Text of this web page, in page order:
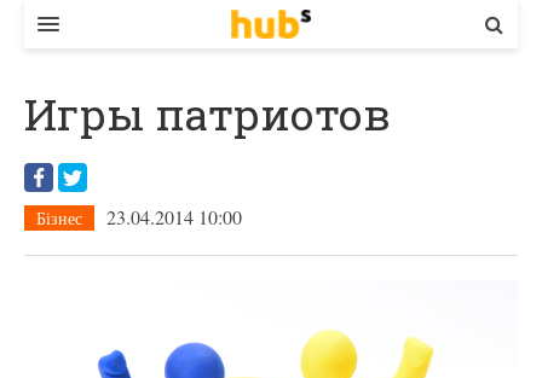
ЕКОНОМІКА
БІЗНЕС
СТАРТЕР
Игры патриотов
Бізнес 23.04.2014 10:00